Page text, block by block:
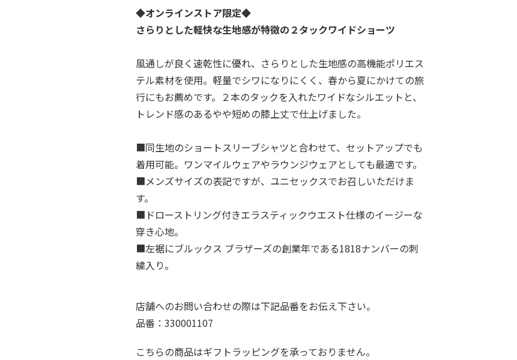
◆オンラインストア限定◆
さらりとした軽快な生地感が特徴の２タックワイドショーツ
風通しが良く速乾性に優れ、さらりとした生地感の高機能ポリエス
テル素材を使用。軽量でシワになりにくく、春から夏にかけての旅
行にもお薦めです。２本のタックを入れたワイドなシルエットと、
トレンド感のあるやや短めの膝上丈で仕上げました。
■同生地のショートスリーブシャツと合わせて、セットアップでも
着用可能。ワンマイルウェアやラウンジウェアとしても最適です。
■メンズサイズの表記ですが、ユニセックスでお召しいただけま
す。
■ドローストリング付きエラスティックウエスト仕様のイージーな
穿き心地。
■左裾にブルックス ブラザーズの創業年である1818ナンバーの刺
繍入り。
店舗へのお問い合わせの際は下記品番をお伝え下さい。
品番：330001107
こちらの商品はギフトラッピングを承っておりません。